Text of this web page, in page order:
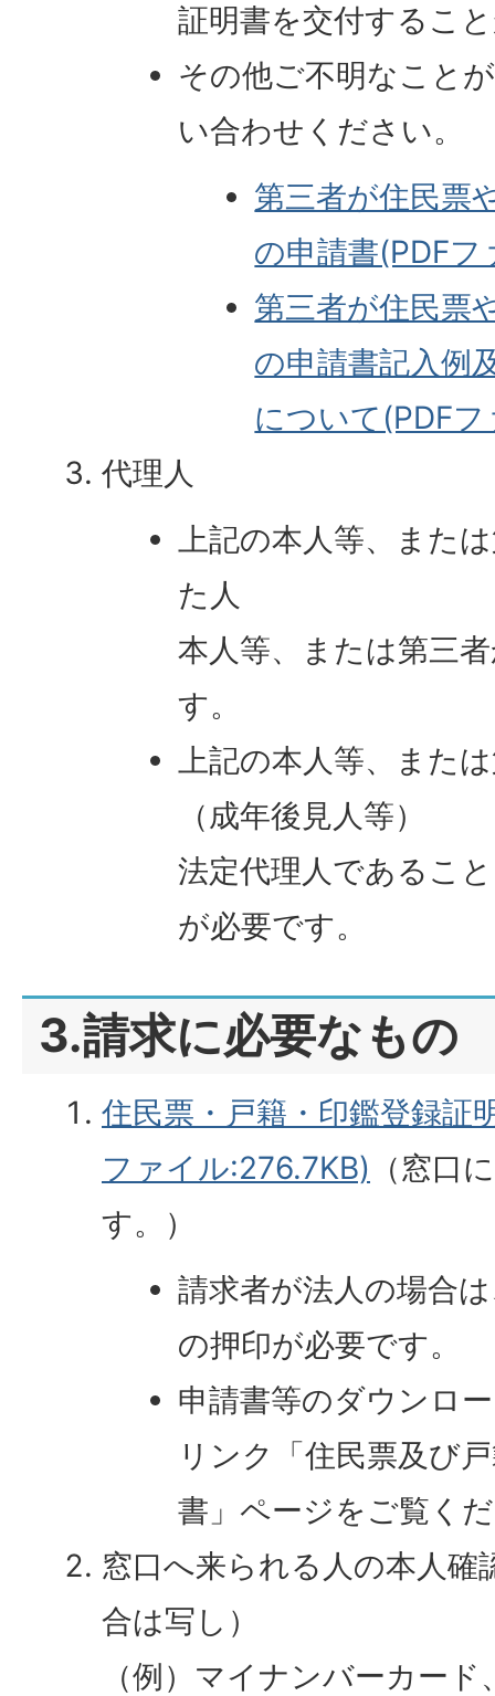
証明書を交付するこ
その他ご不明なこと
い合わせください。
第三者が住民票
の申請書(PDF
第三者が住民票
の申請書記入例
について(PDF
代理人
上記の本人等、また
た人
本人等、または第三
す。
上記の本人等、また
（成年後見人等）
法定代理人であるこ
が必要です。
3.請求に必要なもの
住民票・戸籍・印鑑登録証
ファイル:276.7KB) （窓口
す。）
請求者が法人の場合
の押印が必要です。
申請書等のダウンロ
リンク「住民票及び
書」ページをご覧く
窓口へ来られる人の本人確
合は写し）
（例）マイナンバーカー